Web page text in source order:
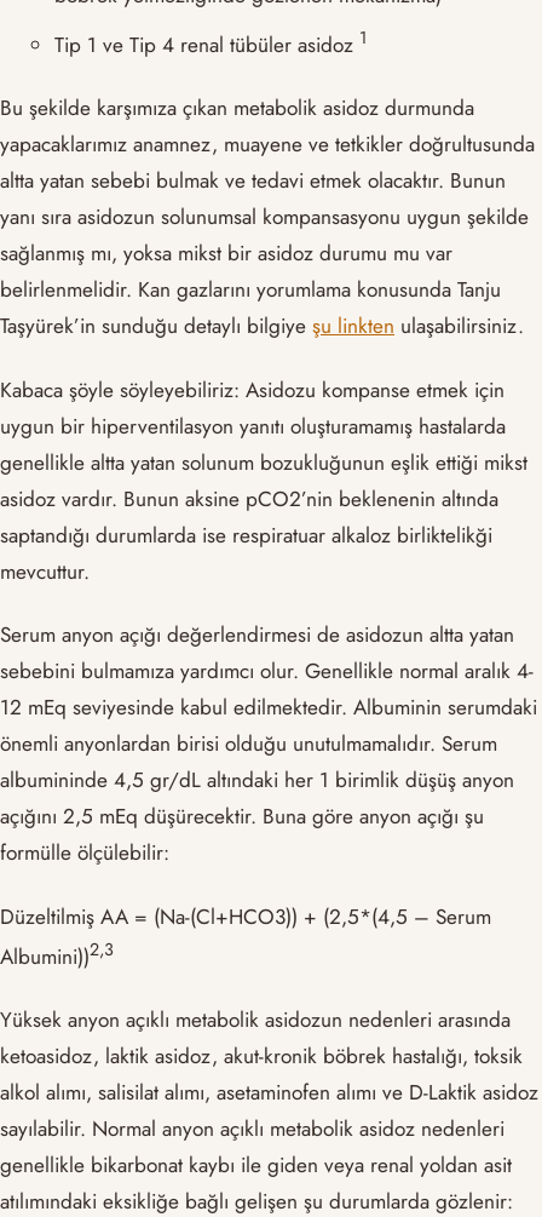
Tip 1 ve Tip 4 renal tübüler asidoz ​1​
Bu şekilde karşımıza çıkan metabolik asidoz durmunda
yapacaklarımız anamnez, muayene ve tetkikler doğrultusunda
altta yatan sebebi bulmak ve tedavi etmek olacaktır. Bunun
yanı sıra asidozun solunumsal kompansasyonu uygun şekilde
sağlanmış mı, yoksa mikst bir asidoz durumu mu var
belirlenmelidir. Kan gazlarını yorumlama konusunda Tanju
Taşyürek’in sunduğu detaylı bilgiye şu linkten ulaşabilirsiniz.
Kabaca şöyle söyleyebiliriz: Asidozu kompanse etmek için
uygun bir hiperventilasyon yanıtı oluşturamamış hastalarda
genellikle altta yatan solunum bozukluğunun eşlik ettiği mikst
asidoz vardır. Bunun aksine pCO2’nin beklenenin altında
saptandığı durumlarda ise respiratuar alkaloz birliktelikği
mevcuttur.
Serum anyon açığı değerlendirmesi de asidozun altta yatan
sebebini bulmamıza yardımcı olur. Genellikle normal aralık 4-
12 mEq seviyesinde kabul edilmektedir. Albuminin serumdaki
önemli anyonlardan birisi olduğu unutulmamalıdır. Serum
albumininde 4,5 gr/dL altındaki her 1 birimlik düşüş anyon
açığını 2,5 mEq düşürecektir. Buna göre anyon açığı şu
formülle ölçülebilir:
Düzeltilmiş AA = (Na-(Cl+HCO3)) + (2,5*(4,5 – Serum
Albumini))​2,3​
Yüksek anyon açıklı metabolik asidozun nedenleri arasında
ketoasidoz, laktik asidoz, akut-kronik böbrek hastalığı, toksik
alkol alımı, salisilat alımı, asetaminofen alımı ve D-Laktik asidoz
sayılabilir. Normal anyon açıklı metabolik asidoz nedenleri
genellikle bikarbonat kaybı ile giden veya renal yoldan asit
atılımındaki eksikliğe bağlı gelişen şu durumlarda gözlenir: